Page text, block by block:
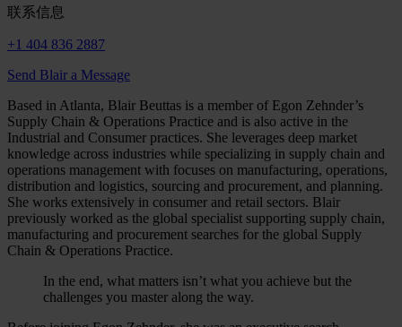
联系信息
+1 404 836 2887
Send Blair a Message
Based in Atlanta, Blair Beuttas is a member of Egon Zehnder’s
Supply Chain & Operations Practice and is also active in the
Industrial and Consumer practices. She leverages deep market
knowledge across industries while specializing in supply chain and
operations management with focuses on manufacturing, operations,
distribution and logistics, sourcing and procurement, and planning.
She works extensively in consumer and retail sectors. Blair
previously worked as the global specialist supporting supply chain,
manufacturing and procurement searches for the global Supply
Chain & Operations Practice.
In the end, what matters isn’t what you achieve but the
challenges you master along the way.